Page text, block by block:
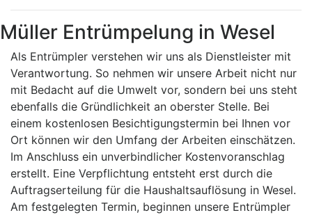
Müller Entrümpelung in Wesel
Als Entrümpler verstehen wir uns als Dienstleister mit
Verantwortung. So nehmen wir unsere Arbeit nicht nur
mit Bedacht auf die Umwelt vor, sondern bei uns steht
ebenfalls die Gründlichkeit an oberster Stelle. Bei
einem kostenlosen Besichtigungstermin bei Ihnen vor
Ort können wir den Umfang der Arbeiten einschätzen.
Im Anschluss ein unverbindlicher Kostenvoranschlag
erstellt. Eine Verpflichtung entsteht erst durch die
Auftragserteilung für die Haushaltsauflösung in Wesel.
Am festgelegten Termin, beginnen unsere Entrümpler